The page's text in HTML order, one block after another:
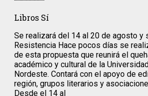
Libros Sí
Se realizará del 14 al 20 de agosto y
Resistencia Hace pocos días se
de esta propuesta que reunirá el
académico y cultural de la
Nordeste. Contará con el apoyo de
región, grupos literarios y
Desde el 14 al